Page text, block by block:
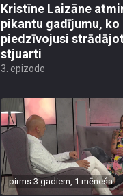
Kristīne Laizāne
pikantu gadījumu, ko
piedzīvojusi
stjuarti
3. epizode
pirms 3 gadiem, 1 mēneša